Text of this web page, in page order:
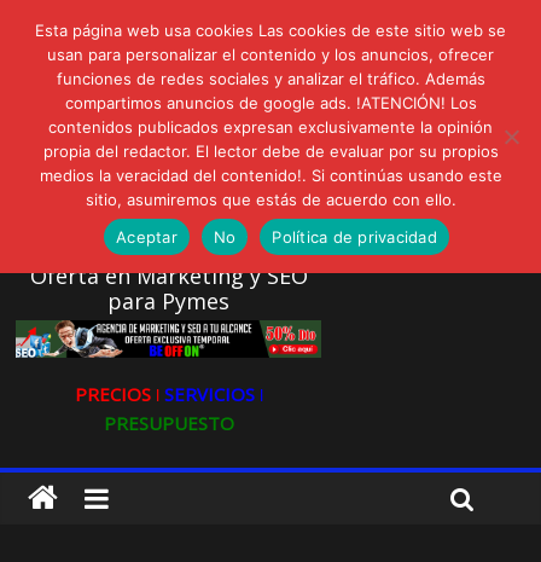
lunes, agosto 3, 2026
Novedades:
AVISPEX PLUS FORTE Bioeffitech y Protección natural sin
dañar el entorno
LIVAM estrena Agua de Sal
Ultravioleta Radio, Cómo una radio sin fines comerciales
conquistó a miles de oyentes
IA: Su importancia en las redes sociales
Gravatar: Tu Huella Digital en las Redes Sociales
Oferta en Marketing y SEO
para Pymes
PRECIOS ǀ SERVICIOS ǀ
PRESUPUESTO
Esta página web usa cookies Las cookies de este sitio web se
usan para personalizar el contenido y los anuncios, ofrecer
funciones de redes sociales y analizar el tráfico. Además
compartimos anuncios de google ads. !ATENCIÓN! Los
contenidos publicados expresan exclusivamente la opinión
propia del redactor. El lector debe de evaluar por su propios
medios la veracidad del contenido!. Si continúas usando este
sitio, asumiremos que estás de acuerdo con ello.
Aceptar
No Política de privacidad